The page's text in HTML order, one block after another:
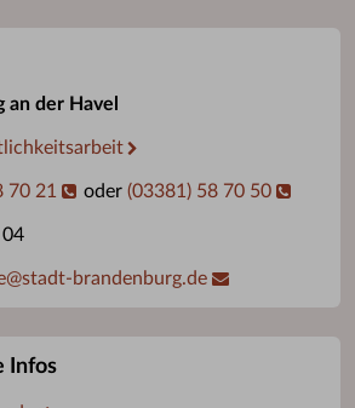
an der Havel
70 21 oder (03381) 58 70 50
04
@stadt-brandenburg.de
Infos